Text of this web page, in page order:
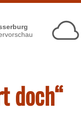
doch“